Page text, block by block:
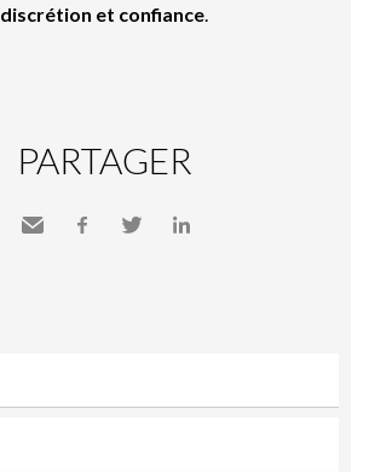
discrétion et confiance
PARTAGER